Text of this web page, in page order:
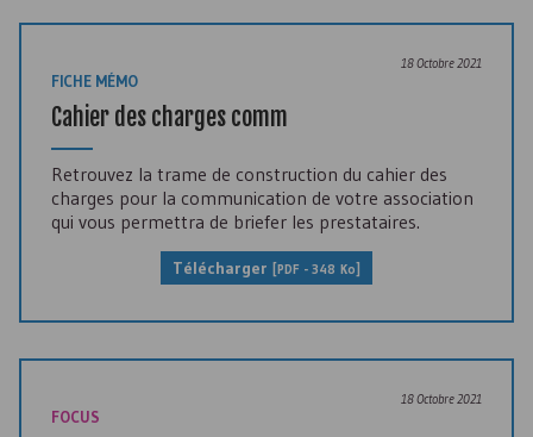
18 Octobre 2021
FICHE MÉMO
Cahier des charges comm
Retrouvez la trame de construction du cahier des
charges pour la communication de votre association
qui vous permettra de briefer les prestataires.
Télécharger [PDF - 348 Ko]
18 Octobre 2021
FOCUS